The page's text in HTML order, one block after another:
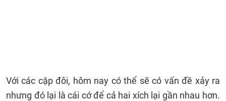
Với các cặp đôi, hôm nay có thể sẽ có vấn đề xảy ra
nhưng đó lại là cái cớ để cả hai xích lại gần nhau hơn.